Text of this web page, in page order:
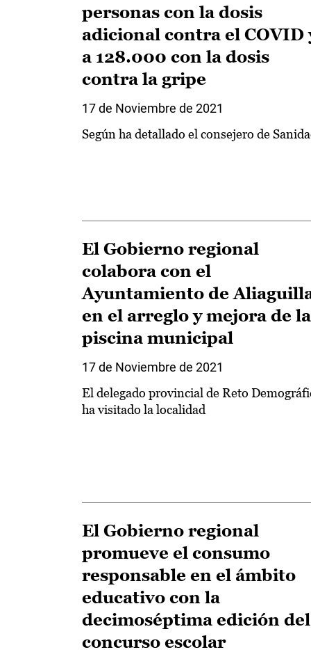
personas con la dosis
adicional contra el COVID
a 128.000 con la dosis
contra la gripe
17 de Noviembre de 2021
Según ha detallado el consejero de
El Gobierno regional
colabora con el
Ayuntamiento de
en el arreglo y mejora de la
piscina municipal
17 de Noviembre de 2021
El delegado provincial de Reto
ha visitado la localidad
El Gobierno regional
promueve el consumo
responsable en el ámbito
educativo con la
decimoséptima edición del
concurso escolar